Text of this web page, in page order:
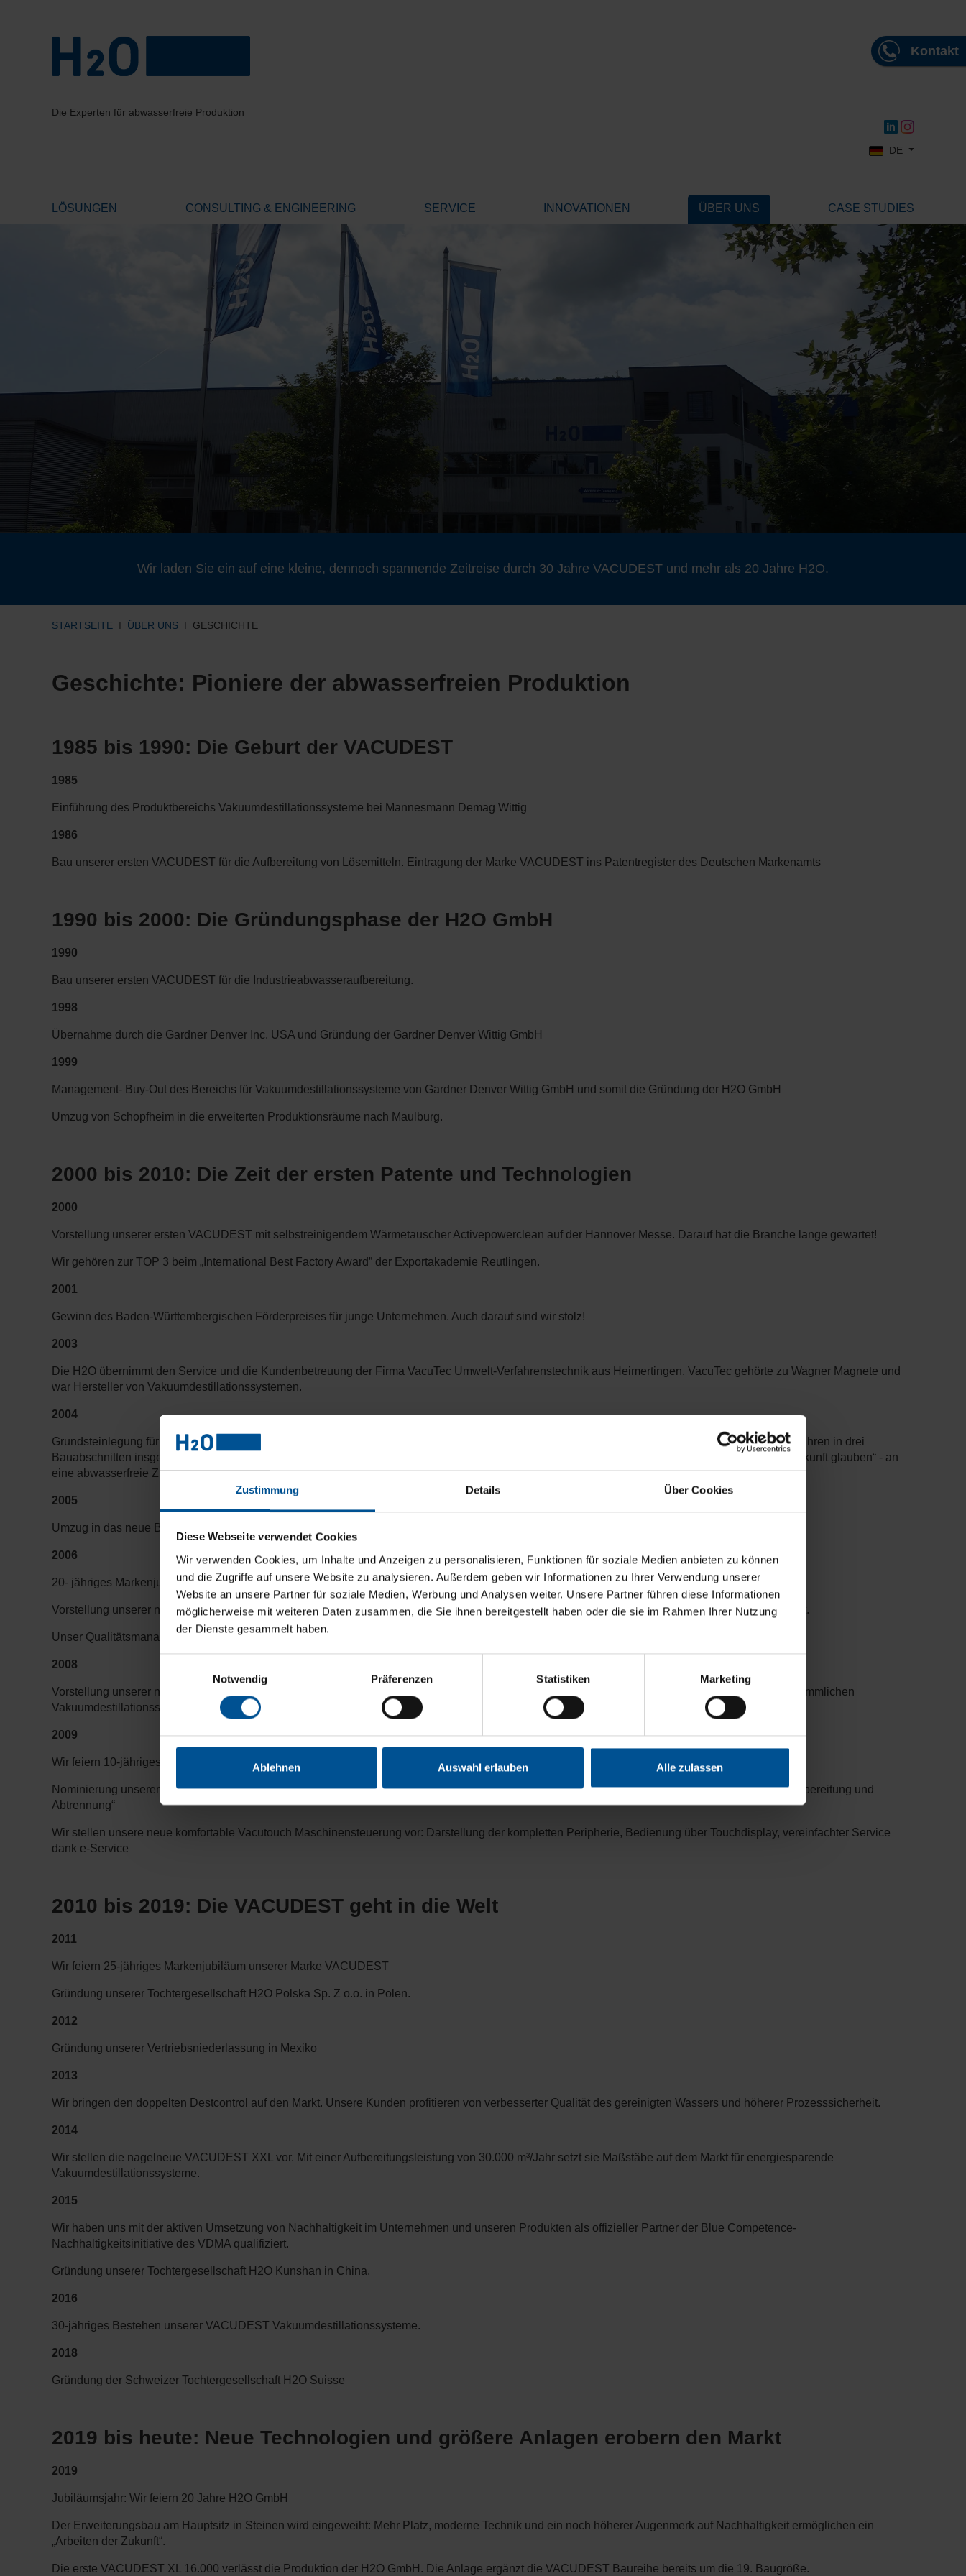
Zustimmung Details Über Cookies
Diese Webseite verwendet Cookies
Wir verwenden Cookies, um Inhalte und Anzeigen zu personalisieren, Funktionen für soziale Medien anbieten zu können
und die Zugriffe auf unsere Website zu analysieren. Außerdem geben wir Informationen zu Ihrer Verwendung unserer
Website an unsere Partner für soziale Medien, Werbung und Analysen weiter. Unsere Partner führen diese Informationen
möglicherweise mit weiteren Daten zusammen, die Sie ihnen bereitgestellt haben oder die sie im Rahmen Ihrer Nutzung
der Dienste gesammelt haben.
Notwendig
Präferenzen Statistiken Marketing
Ablehnen Auswahl erlauben Alle zulassen
Kontakt
Die Experten für abwasserfreie Produktion
Sprache auswählen
DE
LÖSUNGEN CONSULTING & ENGINEERING SERVICE INNOVATIONEN ÜBER UNS CASE STUDIES
Wir laden Sie ein auf eine kleine, dennoch spannende Zeitreise durch 30 Jahre VACUDEST und mehr als 20 Jahre H2O.
STARTSEITE ÜBER UNS GESCHICHTE
Geschichte: Pioniere der abwasserfreien Produktion
1985 bis 1990: Die Geburt der VACUDEST
1985
Einführung des Produktbereichs Vakuumdestillationssysteme bei Mannesmann Demag Wittig
1986
Bau unserer ersten VACUDEST für die Aufbereitung von Lösemitteln. Eintragung der Marke VACUDEST ins Patentregister des Deutschen Markenamts
1990 bis 2000: Die Gründungsphase der H2O GmbH
1990
Bau unserer ersten VACUDEST für die Industrieabwasseraufbereitung.
1998
Übernahme durch die Gardner Denver Inc. USA und Gründung der Gardner Denver Wittig GmbH
1999
Management- Buy-Out des Bereichs für Vakuumdestillationssysteme von Gardner Denver Wittig GmbH und somit die Gründung der H2O GmbH
Umzug von Schopfheim in die erweiterten Produktionsräume nach Maulburg.
2000 bis 2010: Die Zeit der ersten Patente und Technologien
2000
Vorstellung unserer ersten VACUDEST mit selbstreinigendem Wärmetauscher Activepowerclean auf der Hannover Messe. Darauf hat die Branche lange gewartet!
Wir gehören zur TOP 3 beim „International Best Factory Award” der Exportakademie Reutlingen.
2001
Gewinn des Baden-Württembergischen Förderpreises für junge Unternehmen. Auch darauf sind wir stolz!
2003
Die H2O übernimmt den Service und die Kundenbetreuung der Firma VacuTec Umwelt-Verfahrenstechnik aus Heimertingen. VacuTec gehörte zu Wagner Magnete und
war Hersteller von Vakuumdestillationssystemen.
2004
Grundsteinlegung für den ersten Bauabschnitt auf dem 6.600 Quadratmeter großen Grundstück in Steinen. Wir investieren in den nächsten sieben Jahren in drei
Bauabschnitten insgesamt 2,8 Mio. Euro in das neue Produktions- und Verwaltungsgebäude. Das Motto des Neubaus lautet: „Bauen heißt an die Zukunft glauben“ - an
eine abwasserfreie Zukunft!
2005
Umzug in das neue Büro- und Produktionsgebäude nach Steinen.
2006
20- jähriges Markenjubiläum unserer Marke VACUDEST.
Vorstellung unserer neuen Clearcat - Baureihe auf der Euroguss in Nürnberg. Glasklares Destillat wird nun auch bei schwierigen Abwässern Realität.
Unser Qualitätsmanagementsystem wird nach DIN EN ISO 9000:2001 zertifiziert.
2008
Vorstellung unserer neuen VACUDEST Baureihe: noch wartungsfreundlicherer, hervorragende Schallisolation und flüsterleise im Vergleich zu herkömmlichen
Vakuumdestillationssystemen.
2009
Wir feiern 10-jähriges H2O Jubiläum
Nominierung unserer VACUDEST Clearcat-Technologie für den Baden-Württembergischen Umweltpreis in der Kategorie „Emissionsminderung, Aufbereitung und
Abtrennung“
Wir stellen unsere neue komfortable Vacutouch Maschinensteuerung vor: Darstellung der kompletten Peripherie, Bedienung über Touchdisplay, vereinfachter Service
dank e-Service
2010 bis 2019: Die VACUDEST geht in die Welt
2011
Wir feiern 25-jähriges Markenjubiläum unserer Marke VACUDEST
Gründung unserer Tochtergesellschaft H2O Polska Sp. Z o.o. in Polen.
2012
Gründung unserer Vertriebsniederlassung in Mexiko
2013
Wir bringen den doppelten Destcontrol auf den Markt. Unsere Kunden profitieren von verbesserter Qualität des gereinigten Wassers und höherer Prozesssicherheit.
2014
Wir stellen die nagelneue VACUDEST XXL vor. Mit einer Aufbereitungsleistung von 30.000 m³/Jahr setzt sie Maßstäbe auf dem Markt für energiesparende
Vakuumdestillationssysteme.
2015
Wir haben uns mit der aktiven Umsetzung von Nachhaltigkeit im Unternehmen und unseren Produkten als offizieller Partner der Blue Competence-
Nachhaltigkeitsinitiative des VDMA qualifiziert.
Gründung unserer Tochtergesellschaft H2O Kunshan in China.
2016
30-jähriges Bestehen unserer VACUDEST Vakuumdestillationssysteme.
2018
Gründung der Schweizer Tochtergesellschaft H2O Suisse
2019 bis heute: Neue Technologien und größere Anlagen erobern den Markt
2019
Jubiläumsjahr: Wir feiern 20 Jahre H2O GmbH
Der Erweiterungsbau am Hauptsitz in Steinen wird eingeweiht: Mehr Platz, moderne Technik und ein noch höherer Augenmerk auf Nachhaltigkeit ermöglichen ein
„Arbeiten der Zukunft“.
Die erste VACUDEST XL 16.000 verlässt die Produktion der H2O GmbH. Die Anlage ergänzt die VACUDEST Baureihe bereits um die 19. Baugröße.